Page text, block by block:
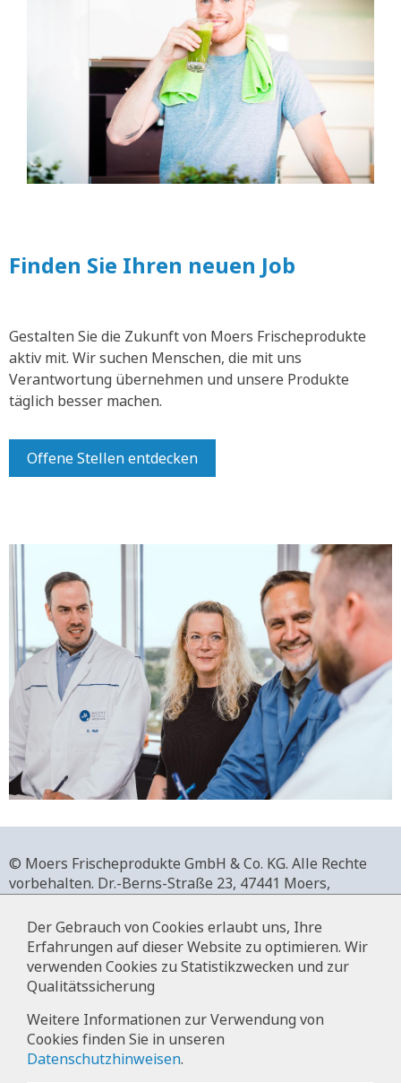
Finden Sie Ihren neuen Job
Gestalten Sie die Zukunft von Moers Frischeprodukte
aktiv mit. Wir suchen Menschen, die mit uns
Verantwortung übernehmen und unsere Produkte
täglich besser machen.
Offene Stellen entdecken
© Moers Frischeprodukte GmbH & Co. KG. Alle Rechte
vorbehalten. Dr.-Berns-Straße 23, 47441 Moers,
+49 2841 911-0,www.moers-frischeprodukte.de
Impressum
Datenschutz
Der Gebrauch von Cookies erlaubt uns, Ihre
Erfahrungen auf dieser Website zu optimieren. Wir
verwenden Cookies zu Statistikzwecken und zur
Qualitätssicherung
Weitere Informationen zur Verwendung von
Cookies finden Sie in unseren
Datenschutzhinweisen.